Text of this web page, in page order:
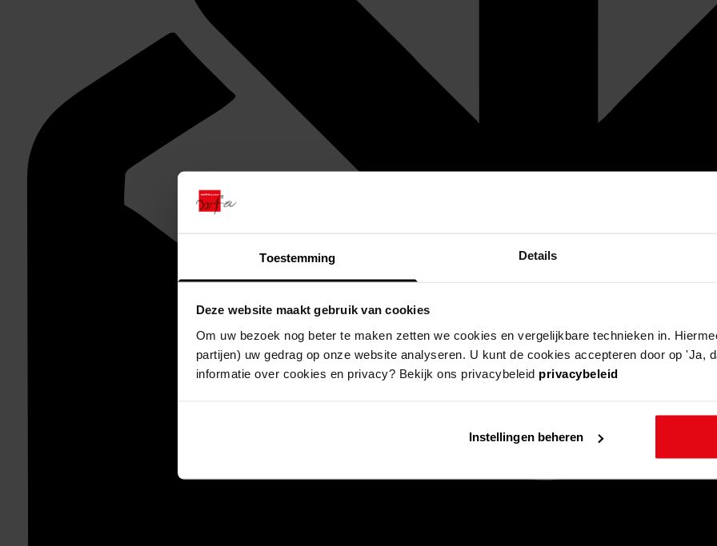
Toestemming Details
Deze website maakt gebruik van cookies
Om uw bezoek nog beter te maken zetten we cookies en vergelijkbare technieken in.
partijen) uw gedrag op onze website analyseren. U kunt de cookies accepteren door op 'Ja,
informatie over cookies en privacy? Bekijk ons privacybeleid privacybeleid
Instellingen beheren